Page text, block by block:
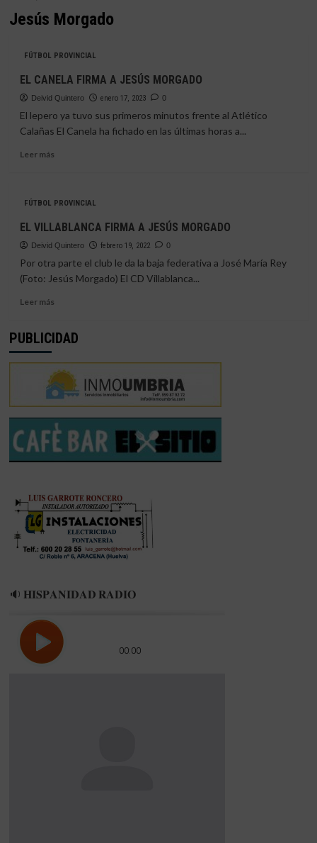
Jesús Morgado
FÚTBOL PROVINCIAL
EL CANELA FIRMA A JESÚS MORGADO
Deivid Quintero enero 17, 2023 0
El lepero ya tuvo sus primeros minutos frente al Atlético
Calañas El Canela ha fichado en las últimas horas a...
Leer másLeer
CANELA
A
JESÚS
MORGADO
FÚTBOL PROVINCIAL
EL VILLABLANCA FIRMA A JESÚS MORGADO
Deivid Quintero febrero 19, 2022 0
Por otra parte el club le da la baja federativa a José María Rey
(Foto: Jesús Morgado) El CD Villablanca...
Leer másLeer
EL
FIRMA
A
JESÚS
MORGADO
PUBLICIDAD
🔉 𝐇𝐈𝐒𝐏𝐀𝐍𝐈𝐃𝐀𝐃 𝐑𝐀𝐃𝐈𝐎